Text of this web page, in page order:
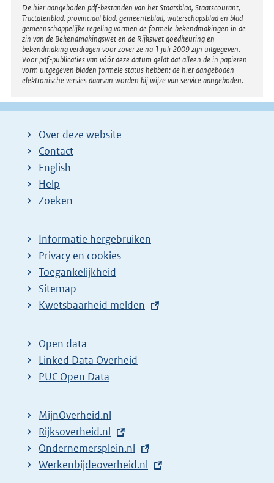
Disclaimer
De hier aangeboden pdf-bestanden van het Staatsblad, Staatscourant,
Tractatenblad, provinciaal blad, gemeenteblad, waterschapsblad en blad
gemeenschappelijke regeling vormen de formele bekendmakingen in de
zin van de Bekendmakingswet en de Rijkswet goedkeuring en
bekendmaking verdragen voor zover ze na 1 juli 2009 zijn uitgegeven.
Voor pdf-publicaties van vóór deze datum geldt dat alleen de in papieren
vorm uitgegeven bladen formele status hebben; de hier aangeboden
elektronische versies daarvan worden bij wijze van service aangeboden.
Over deze website
Contact
English
Help
Zoeken
Informatie hergebruiken
Privacy en cookies
Toegankelijkheid
Sitemap
E
t
e
r
l
i
n
k
Kwetsbaarheid melden
Open data
Linked Data Overheid
PUC Open Data
MijnOverheid.nl
E
x
t
Rijksoverheid.nl
E
x
Ondernemersplein.nl
E
Werkenbijdeoverheid.nl